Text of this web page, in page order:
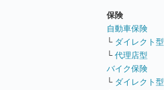
保険
自動車保険
└ ダイレクト型
└ 代理店型
バイク保険
└ ダイレクト型